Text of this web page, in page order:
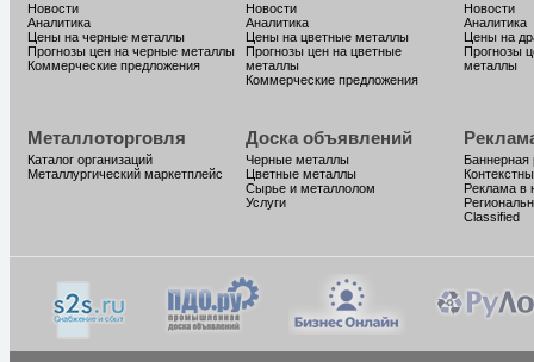
Новости
Аналитика
Цены на черные металлы
Прогнозы цен на черные металлы
Коммерческие предложения
Новости
Аналитика
Цены на цветные металлы
Прогнозы цен на цветные
металлы
Коммерческие предложения
Новости
Аналитика
Цены на
Прогнозы
металлы
Металлоторговля
Каталог организаций
Металлургический маркетплейс
Доска объявлений
Черные металлы
Цветные металлы
Сырье и металлолом
Услуги
Баннерная
Реклама в
Classified